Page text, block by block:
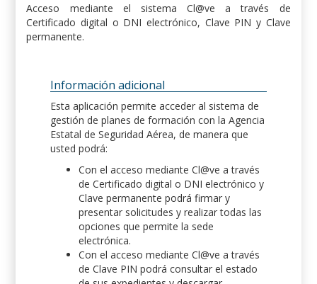
Acceso mediante el sistema Cl@ve a través de
Certificado digital o DNI electrónico, Clave PIN y Clave
permanente.
Información adicional
Esta aplicación permite acceder al sistema de
gestión de planes de formación con la Agencia
Estatal de Seguridad Aérea, de manera que
usted podrá:
Con el acceso mediante Cl@ve a través
de Certificado digital o DNI electrónico y
Clave permanente podrá firmar y
presentar solicitudes y realizar todas las
opciones que permite la sede
electrónica.
Con el acceso mediante Cl@ve a través
de Clave PIN podrá consultar el estado